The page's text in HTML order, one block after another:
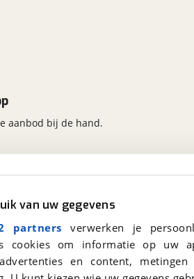
van uw gegevens
partners verwerken je
cookies om informatie op
advertenties en content,
aanbod bij de hand.